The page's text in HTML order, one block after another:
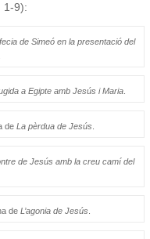
1-9):
de Simeó en la presentació del
a Egipte amb Jesús i Maria
de La pèrdua de Jesús
de Jesús amb la creu camí del
de L’agonia de Jesús